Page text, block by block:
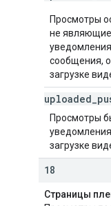
Просмотры
не
сообщения,
загрузке
uploaded
Просмотры
загрузке
18
Страницы